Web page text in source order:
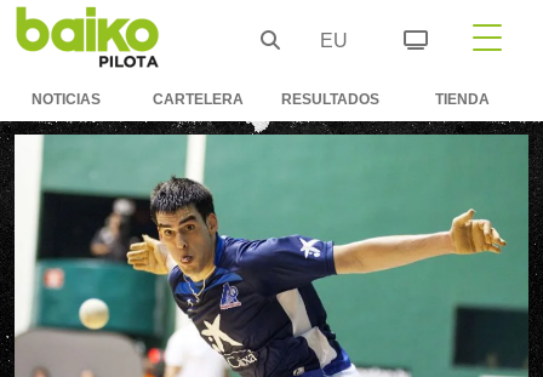
EU
NOTICIAS CARTELERA RESULTADOS TIENDA